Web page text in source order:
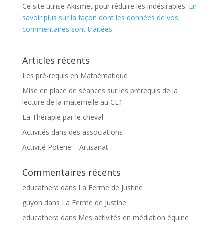
Ce site utilise Akismet pour réduire les indésirables. En
savoir plus sur la façon dont les données de vos
commentaires sont traitées.
Articles récents
Les pré-requis en Mathématique
Mise en place de séances sur les prérequis de la
lecture de la maternelle au CE1
La Thérapie par le cheval
Activités dans des associations
Activité Poterie – Artisanat
Commentaires récents
educathera dans La Ferme de Justine
guyon dans La Ferme de Justine
educathera dans Mes activités en médiation équine